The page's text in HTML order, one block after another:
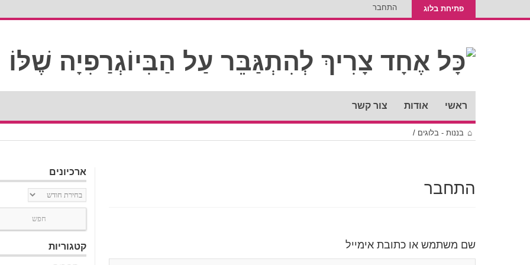
פתיחת בלוג התחבר
ראשי אודות צור קשר
בננות - בלוגים /
התחבר
שם משתמש או כתובת אימייל
ארכיונים
ארכיונים
קטגוריות